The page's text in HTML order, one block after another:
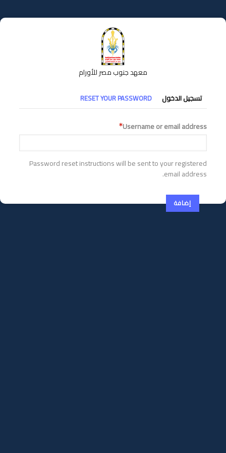
إلى
المحتوى
معهد جنوب مصر للأورام
التبويبات
الأساسية
تسجيل الدخول RESET YOUR PASSWORD
Username or email address
Password reset instructions will be sent to your registered
email address.